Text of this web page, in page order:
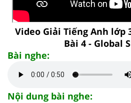
Video Giải Tiếng Anh lớp
Bài 4 - Global
Bài nghe:
Nội dung bài nghe: